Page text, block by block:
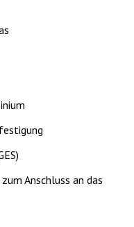
Anschluss an das